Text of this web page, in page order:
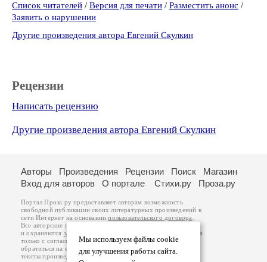
Список читателей / Версия для печати / Разместить анонс /
Заявить о нарушении
Другие произведения автора Евгений Скулкин
Рецензии
Написать рецензию
Другие произведения автора Евгений Скулкин
Мы используем файлы cookie
для улучшения работы сайта.
Авторы Произведения Рецензии Поиск
Магазин
Вход для авторов
О портале Стихи.ру Проза.ру
Портал Проза.ру предоставляет авторам возможность
свободной публикации своих литературных произведений в
сети Интернет на основаниипользовательского договора
Все авторские права на произведения принадлежат авторам
и охраняются законом
. Перепечатка произведений возможна
только с согласия его автора, к которому вы можете
обратиться на его авторской странице. Ответственность за
тексты произведений авторы несут самостоятельно на